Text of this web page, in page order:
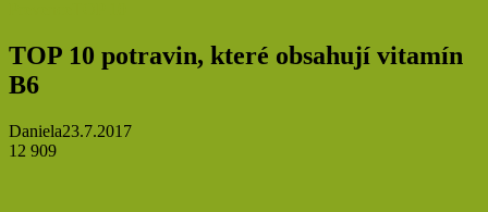
TOP 10 potravin, které obsahují vitamín
B6
Daniela23.7.2017
12 909